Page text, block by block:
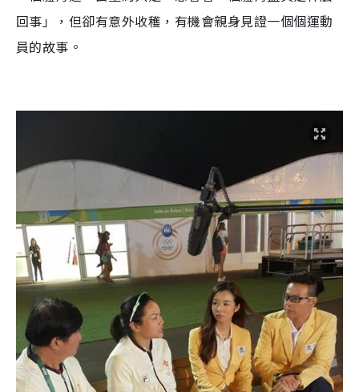
回事」，但卻有意外收穫，有機會親身見證一個個運動
員的故事。